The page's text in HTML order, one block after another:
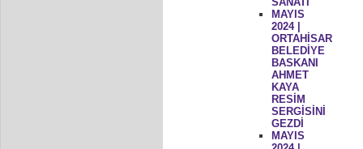
MAYIS
2024 |
ORTAHİSAR
BELEDİYE
BASKANI
AHMET
KAYA
RESİM
SERGİSİNİ
GEZDİ
MAYIS